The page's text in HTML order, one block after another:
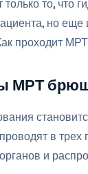
то, что
но
проходит
МРТ
в трех
и